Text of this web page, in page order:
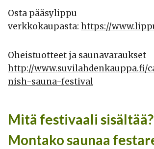
Osta pääsylippu
verkkokaupasta: https://
Oheistuotteet ja saunavaraukset
http://www.suvilahdenkauppa.fi/
nish-sauna-festival
Mitä festivaali sisältää?
Montako saunaa